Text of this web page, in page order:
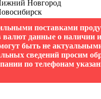
Новгород
поставками
валют данные о наличии
быть не
сведений просим
по телефонам